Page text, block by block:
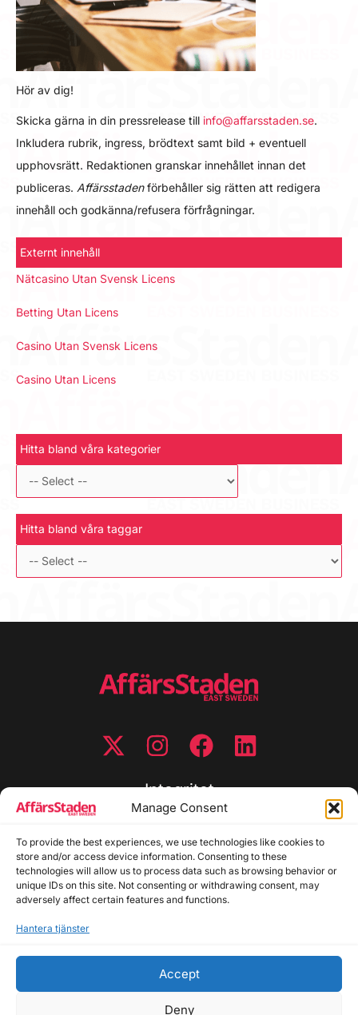
Manage Consent
To provide the best experiences, we use technologies like cookies to
store and/or access device information. Consenting to these
technologies will allow us to process data such as browsing behavior or
unique IDs on this site. Not consenting or withdrawing consent, may
adversely affect certain features and functions.
Hantera tjänster
Accept
Deny
Hör av dig!
Skicka gärna in din pressrelease till info@affarsstaden.se.
Inkludera rubrik, ingress, brödtext samt bild + eventuell
upphovsrätt. Redaktionen granskar innehållet innan det
publiceras. Affärsstadenförbehåller sig rätten att redigera
innehåll och godkänna/refusera förfrågningar.
Externt innehåll
Nätcasino Utan Svensk Licens
Betting Utan Licens
Casino Utan Svensk Licens
Casino Utan Licens
Hitta bland våra kategorier
Hitta bland våra taggar
Integritet
Cookiepolicy
Disclaimer
Redaktionell policy
Utgivarinformation
Allmänna frågor: info@affarsstaden.se | Tipsa